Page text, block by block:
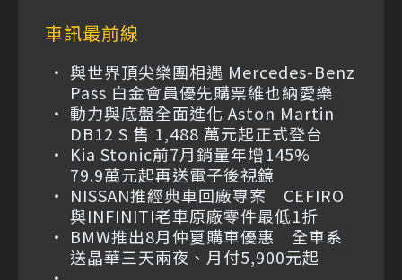
車訊最前線
與世界頂尖樂團相遇 Mercedes-Benz
Pass 白金會員優先購票維也納愛樂
動力與底盤全面進化 Aston Martin
DB12 S 售 1,488 萬元起正式登台
Kia Stonic前7月銷量年增145%
79.9萬元起再送電子後視鏡
NISSAN推經典車回廠專案 CEFIRO
與INFINITI老車原廠零件最低1折
BMW推出8月仲夏購車優惠 全車系
送晶華三天兩夜、月付5,900元起